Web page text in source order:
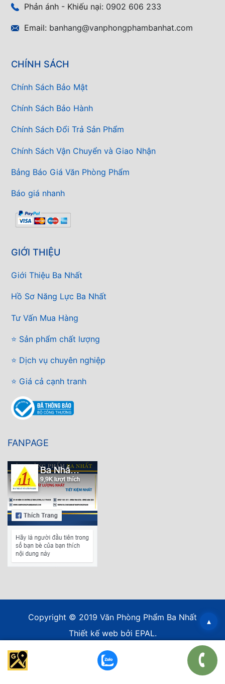
Phản ánh - Khiếu nại: 0902 606 233
Email: banhang@vanphongphambanhat.com
CHÍNH SÁCH
Chính Sách Bảo Mật
Chính Sách Bảo Hành
Chính Sách Đổi Trả Sản Phẩm
Chính Sách Vận Chuyển và Giao Nhận
Bảng Báo Giá Văn Phòng Phẩm
Báo giá nhanh
GIỚI THIỆU
Giới Thiệu Ba Nhất
Hồ Sơ Năng Lực Ba Nhất
Tư Vấn Mua Hàng
⭐ Sản phẩm chất lượng
⭐ Dịch vụ chuyên nghiệp
⭐ Giá cả cạnh tranh
FANPAGE
Copyright © 2019 Văn Phòng Phẩm Ba Nhất
Thiết kế web bởi EPAL.
▴